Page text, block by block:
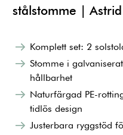
stålstomme | Astrid
Komplett set: 2
Stomme i
hållbarhet
Naturfärgad PE-
tidlös design
Justerbara ryggstöd